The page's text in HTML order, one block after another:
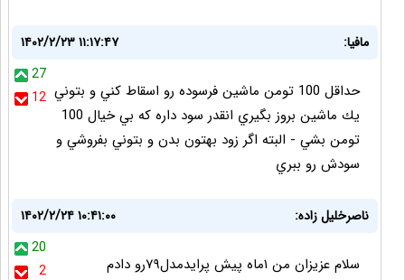
مافيا:
۱۴۰۲/۲/۲۳ ۱۱:۱۷:۴۷
27
12 حداقل 100 تومن ماشين فرسوده رو اسقاط كني و بتوني
يك ماشين بروز بگيري انقدر سود داره كه بي خيال 100
تومن بشي - البته اگر زود بهتون بدن و بتوني بفروشي و
سودش رو ببري
ناصرخلیل زاده:
۱۴۰۲/۲/۲۴ ۱۰:۴۱:۰۰
20
2
سلام عزیزان من ۱ماه پیش پرایدمدل۷۹رو دادم